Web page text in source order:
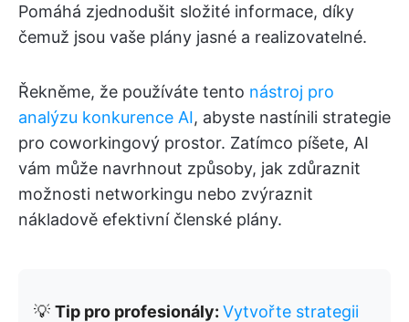
Pomáhá zjednodušit složité informace, díky
čemuž jsou vaše plány jasné a realizovatelné.
Řekněme, že používáte tento nástroj pro
analýzu konkurence AI, abyste nastínili strategie
pro coworkingový prostor. Zatímco píšete, AI
vám může navrhnout způsoby, jak zdůraznit
možnosti networkingu nebo zvýraznit
nákladově efektivní členské plány.
💡 Tip pro profesionály: Vytvořte strategii